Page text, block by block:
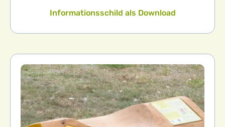
Informationsschild als Download